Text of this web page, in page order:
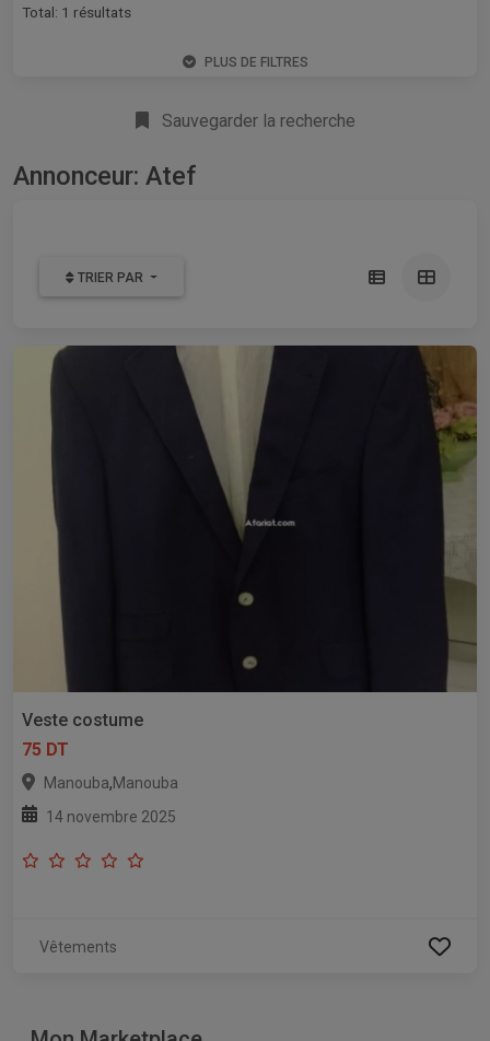
Total: 1 résultats
PLUS DE FILTRES
Sauvegarder la recherche
Annonceur: Atef
TRIER PAR
Veste costume
75 DT
Manouba,Manouba
14 novembre 2025
Vêtements